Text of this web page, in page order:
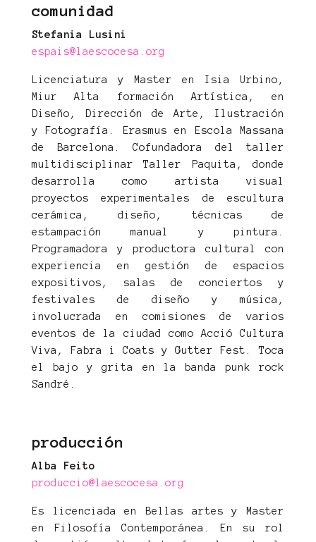
comunidad
Stefania Lusini
espais@laescocesa.org
Licenciatura y Master en Isia Urbino,
Miur Alta formación Artística, en
Diseño, Dirección de Arte, Ilustración
y Fotografía. Erasmus en Escola Massana
de Barcelona. Cofundadora del taller
multidisciplinar Taller Paquita, donde
desarrolla como artista visual
proyectos experimentales de escultura
cerámica, diseño, técnicas de
estampación manual y pintura.
Programadora y productora cultural con
experiencia en gestión de espacios
expositivos, salas de conciertos y
festivales de diseño y música,
involucrada en comisiones de varios
eventos de la ciudad como Acció Cultura
Viva, Fabra i Coats y Gutter Fest. Toca
el bajo y grita en la banda punk rock
Sandré.
producción
Alba Feito
produccio@laescocesa.org
Es licenciada en Bellas artes y Master
en Filosofía Contemporánea. En su rol